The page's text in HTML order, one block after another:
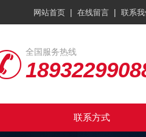
网站首页 | 在线留言 | 联系
全国服务热线
联系方式